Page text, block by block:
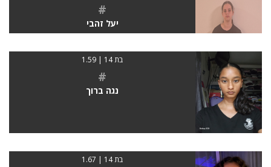
#
יעל זהבי
בת 14 | 1.59
#
נגה ברוך
בת 14 | 1.67